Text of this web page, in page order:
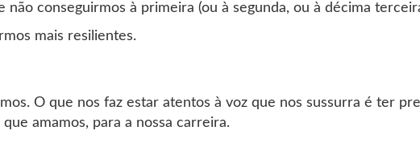
conseguirmos à primeira (ou à segunda, ou à décima
mais resilientes.
O que nos faz estar atentos à voz que nos sussurra é ter
amamos, para a nossa carreira.